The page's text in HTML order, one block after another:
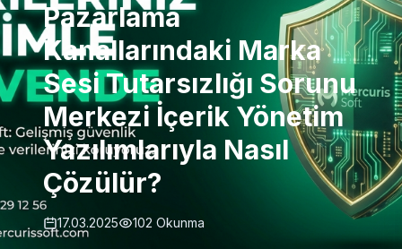
Pazarlama
Kanallarındaki Marka
Sesi Tutarsızlığı Sorunu
Merkezi İçerik Yönetim
Yazılımlarıyla Nasıl
Çözülür?
17.03.2025 102 Okunma